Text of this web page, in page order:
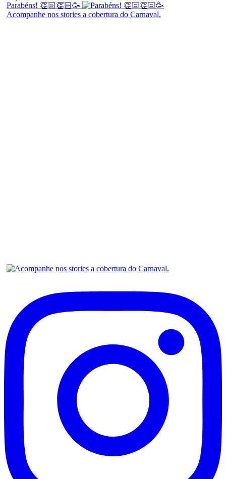
Parabéns! 👏🏻👏🏻🥳
Acompanhe nos stories a cobertura do Carnaval.